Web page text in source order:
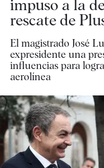
impuso a la
rescate de
El magistrado José
expresidente una
influencias para
aerolínea